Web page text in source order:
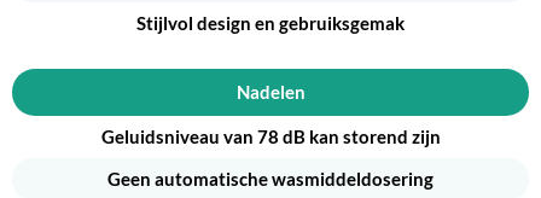
Stijlvol design en gebruiksgemak
Nadelen
Geluidsniveau van 78 dB kan storend zijn
Geen automatische wasmiddeldosering